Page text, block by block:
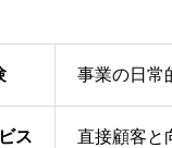
事業の日常
ス 直接顧客と